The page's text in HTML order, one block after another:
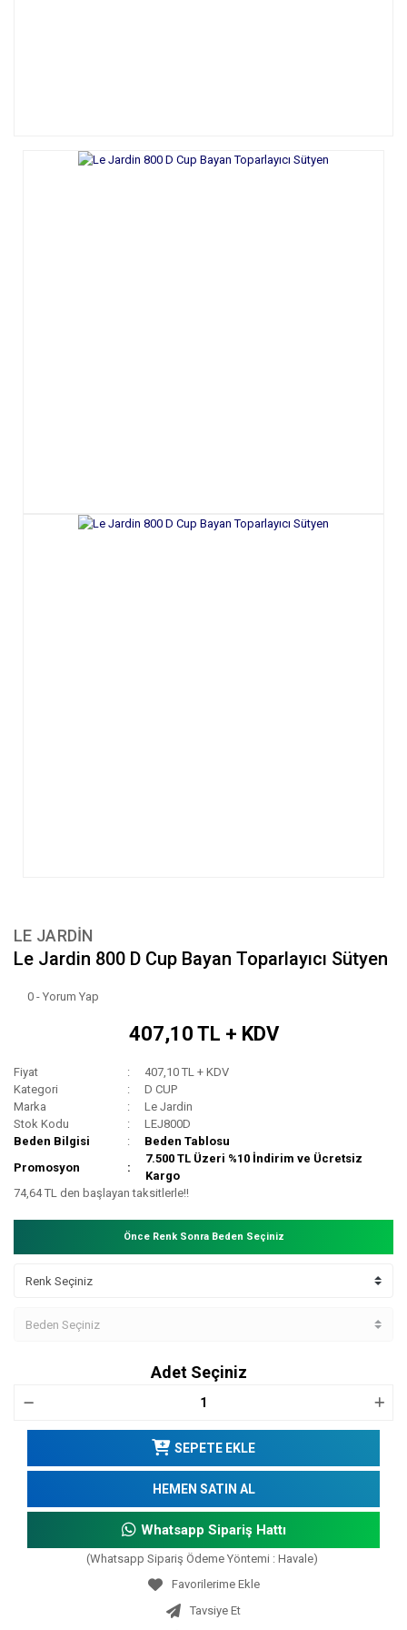
LE JARDIN
Le Jardin 800 D Cup Bayan Toparlayıcı Sütyen
0 - Yorum Yap
407,10 TL + KDV
Fiyat
407,10 TL + KDV
Kategori
D CUP
Marka
Le Jardin
Stok Kodu
LEJ800D
Beden Bilgisi
Beden Tablosu
Promosyon
7.500 TL Üzeri %10 İndirim ve Ücretsiz
Kargo
74,64 TL den başlayan taksitlerle!!
Önce Renk Sonra Beden Seçiniz
Adet Seçiniz
SEPETE EKLE
HEMEN SATIN AL
Whatsapp Sipariş Hattı
(Whatsapp Sipariş Ödeme Yöntemi : Havale)
Tavsiye Et